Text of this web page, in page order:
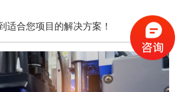
适合您项目的解决方案！